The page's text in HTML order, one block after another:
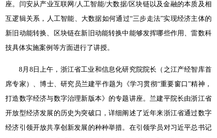
座。闫安从产业互联网/人工智能/大数据/区块链以及金融的本质及相
互逻辑关系，人工智能、大数据如何通过“三步走法”实现经济主体的
新旧动能转换、区块链在新旧动能转换中能够发挥哪些作用、雷数科
技具体实施案例等方面进行了讲授。
8月8日上午，浙江省工业和信息化研究院院长（之江产经智库首
席专家）、博士、研究员兰建平作题为《学习贯彻“重要窗口”精神，
打造数字经济与数字治理新版本》的专题讲座。兰建平院长由浙江省
开放型经济发展的历史为突破口，详细阐述了近年来浙江省通过数字
经济引领开放共享创新发展的种种举措。在引领学员对习近平总书记